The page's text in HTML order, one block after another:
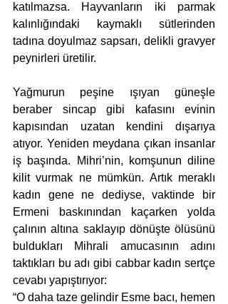
katılmazsa. Hayvanların iki parmak
kalınlığındaki kaymaklı sütlerinden
tadına doyulmaz sapsarı, delikli gravyer
peynirleri üretilir.
Yağmurun peşine ışıyan güneşle
beraber sincap gibi kafasını evinin
kapısından uzatan kendini dışarıya
atıyor. Yeniden meydana çıkan insanlar
iş başında. Mihri’nin, komşunun diline
kilit vurmak ne mümkün. Artık meraklı
kadın gene ne dediyse, vaktinde bir
Ermeni baskınından kaçarken yolda
çalının altına saklayıp dönüşte ölüsünü
buldukları Mihrali amucasının adını
taktıkları bu adı gibi cabbar kadın sertçe
cevabı yapıştırıyor:
“O daha taze gelindir Esme bacı, hemen